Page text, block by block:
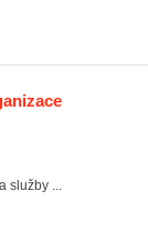
služby ...